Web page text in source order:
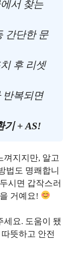
서 찾는
간단한 문
후 리셋
복되면
기 + AS!
껴지지만, 알고
법도 명쾌합니
시면 갑작스러
거예요!
세요. 도움이 됐
따뜻하고 안전